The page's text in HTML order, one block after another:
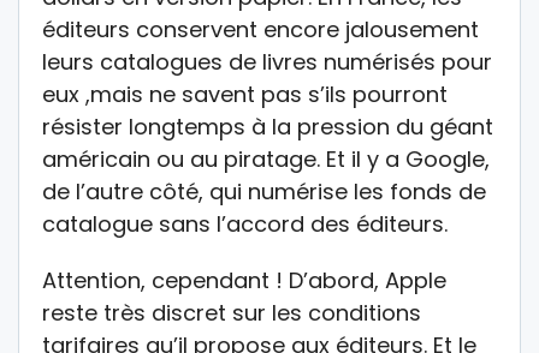
éditeurs conservent encore jalousement
leurs catalogues de livres numérisés pour
eux ,mais ne savent pas s’ils pourront
résister longtemps à la pression du géant
américain ou au piratage. Et il y a Google,
de l’autre côté, qui numérise les fonds de
catalogue sans l’accord des éditeurs.
Attention, cependant ! D’abord, Apple
reste très discret sur les conditions
tarifaires qu’il propose aux éditeurs. Et le